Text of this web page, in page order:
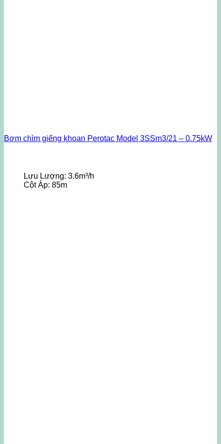
Bơm chìm giếng khoan Perotac Model 3SSm3/21 – 0.75kW
Lưu Lượng: 3.6m³/h
Cột Áp: 85m